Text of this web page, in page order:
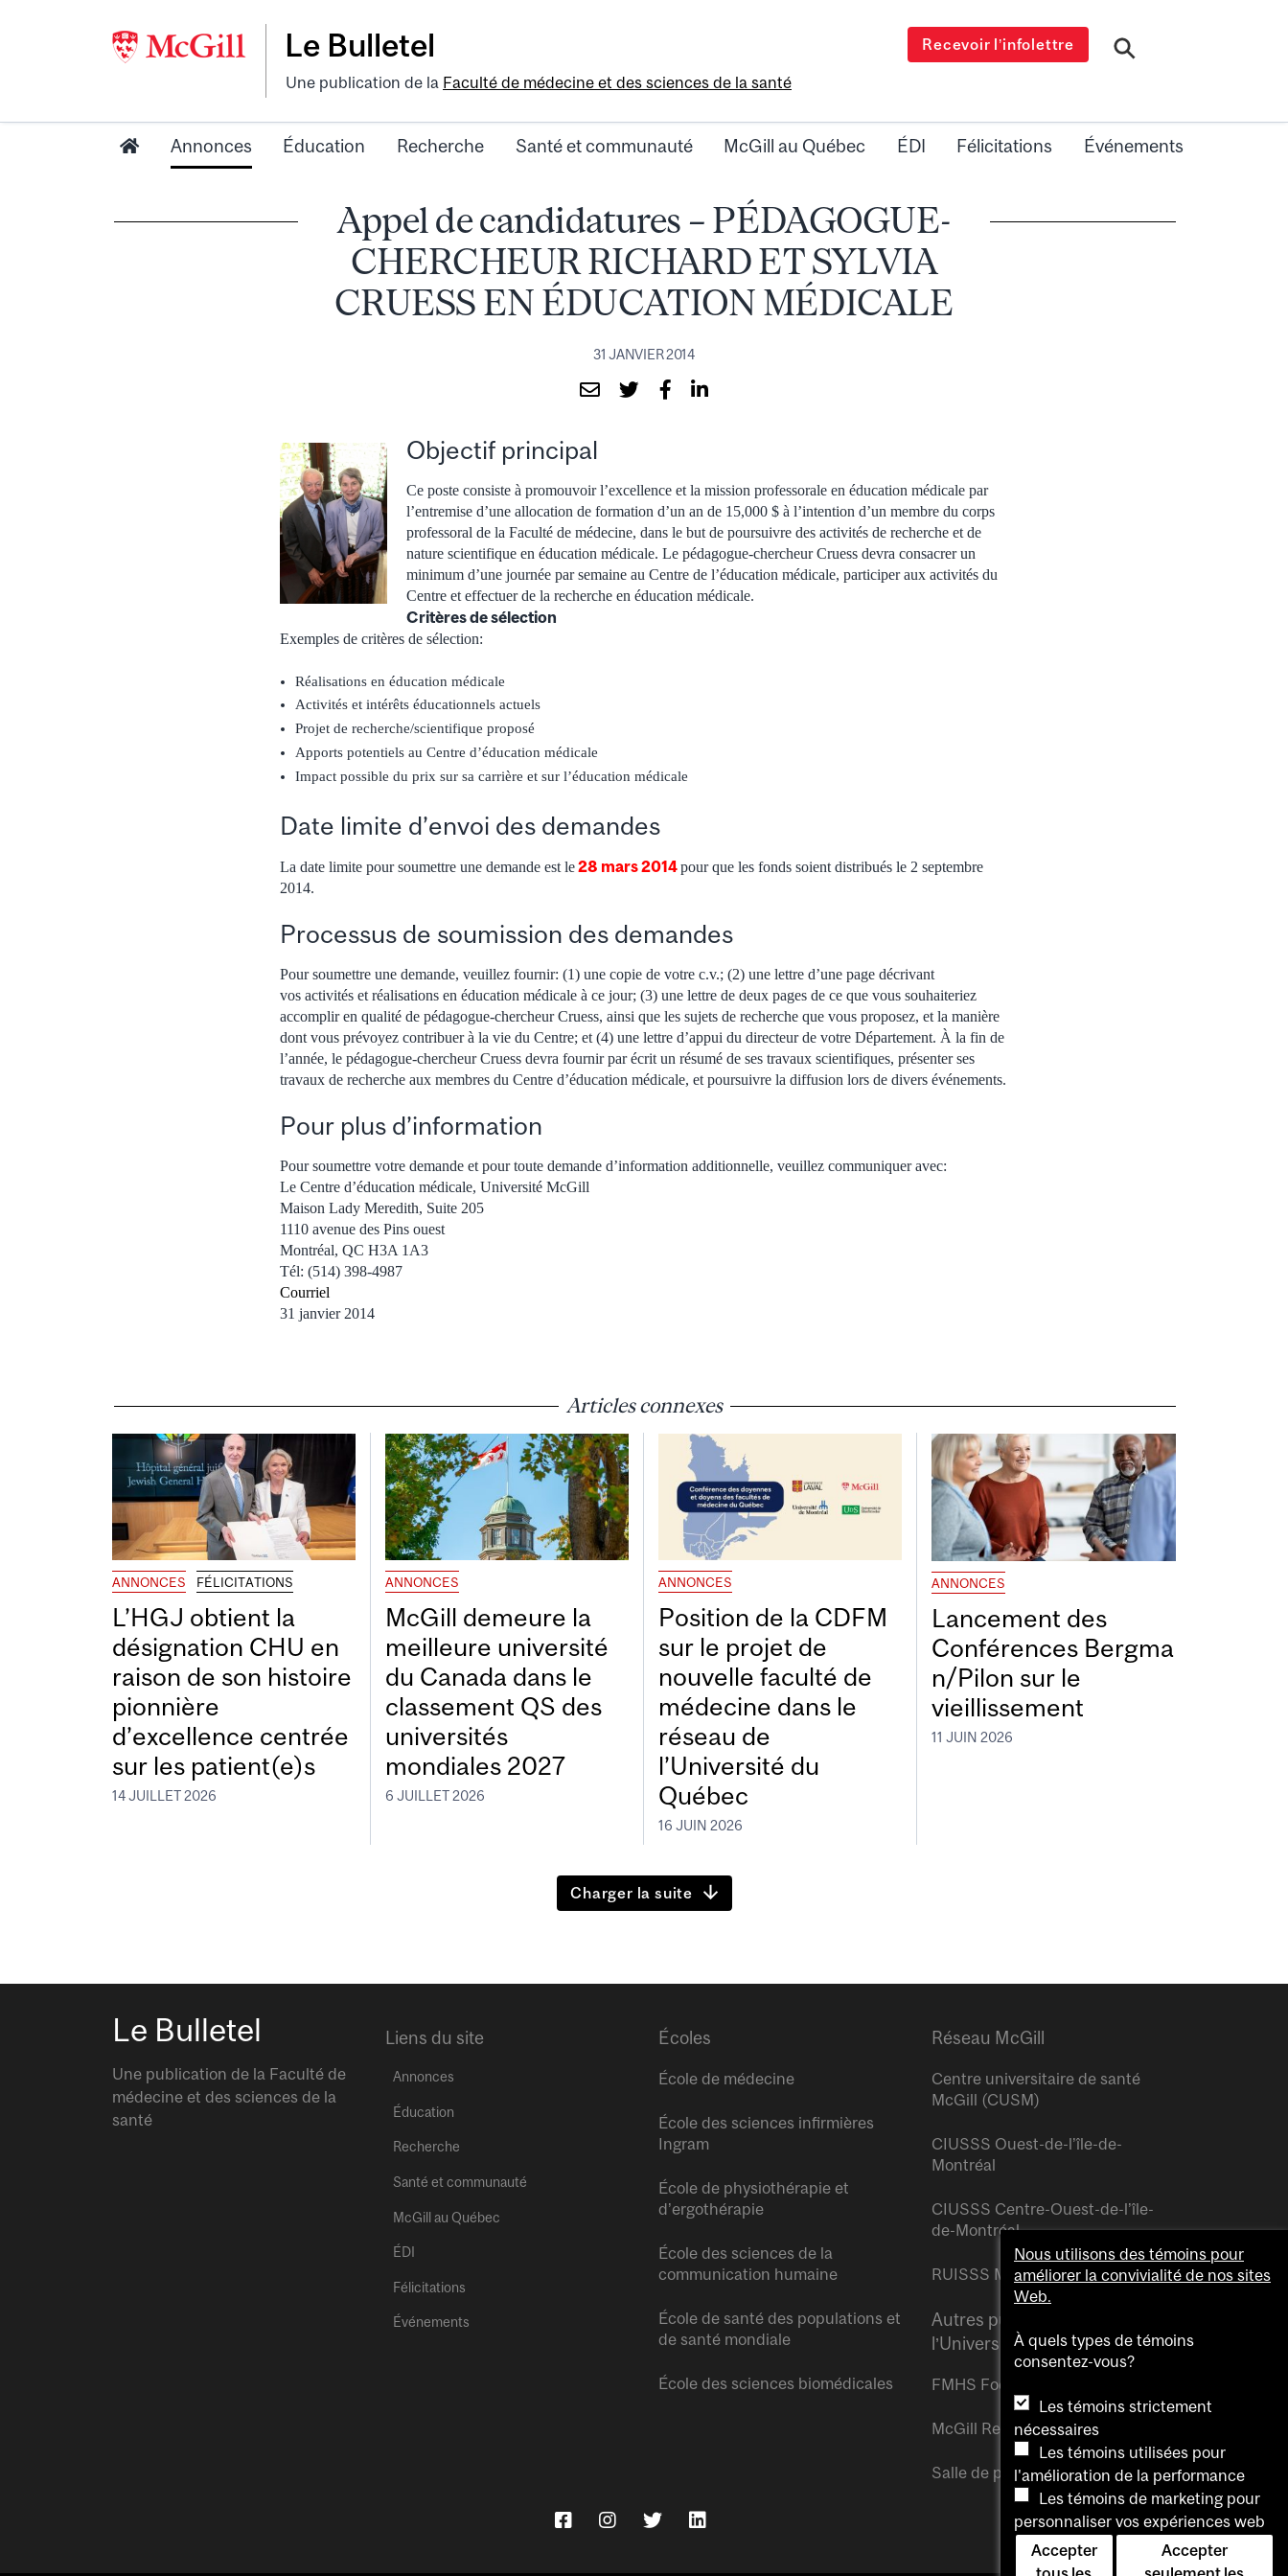
Le Bulletel
Une publication de la Faculté de médecine et des sciences de la santé
Recevoir l’infolettre
Annonces Éducation Recherche Santé et communauté McGill au Québec ÉDI Félicitations Événements
Appel de candidatures – PÉDAGOGUE-
CHERCHEUR RICHARD ET SYLVIA
CRUESS EN ÉDUCATION MÉDICALE
31 JANVIER 2014
Objectif principal
Ce poste consiste à promouvoir l’excellence et la mission professorale en éducation médicale par
l’entremise d’une allocation de formation d’un an de 15,000 $ à l’intention d’un membre du corps
professoral de la Faculté de médecine, dans le but de poursuivre des activités de recherche et de
nature scientifique en éducation médicale. Le pédagogue-chercheur Cruess devra consacrer un
minimum d’une journée par semaine au Centre de l’éducation médicale, participer aux activités du
Centre et effectuer de la recherche en éducation médicale.
Critères de sélection
Exemples de critères de sélection:
Réalisations en éducation médicale
Activités et intérêts éducationnels actuels
Projet de recherche/scientifique proposé
Apports potentiels au Centre d’éducation médicale
Impact possible du prix sur sa carrière et sur l’éducation médicale
Date limite d’envoi des demandes
La date limite pour soumettre une demande est le28 mars 2014pour que les fonds soient distribués le 2 septembre
2014.
Processus de soumission des demandes
Pour soumettre une demande, veuillez fournir: (1) une copie de votre c.v.; (2) une lettre d’une page décrivant
vos activités et réalisations en éducation médicale à ce jour; (3) une lettre de deux pages de ce que vous souhaiteriez
accomplir en qualité de pédagogue-chercheur Cruess, ainsi que les sujets de recherche que vous proposez, et la manière
dont vous prévoyez contribuer à la vie du Centre; et (4) une lettre d’appui du directeur de votre Département. À la fin de
l’année, le pédagogue-chercheur Cruess devra fournir par écrit un résumé de ses travaux scientifiques, présenter ses
travaux de recherche aux membres du Centre d’éducation médicale, et poursuivre la diffusion lors de divers événements.
Pour plus d’information
Pour soumettre votre demande et pour toute demande d’information additionnelle, veuillez communiquer avec:
Le Centre d’éducation médicale, Université McGill
Maison Lady Meredith, Suite 205
1110 avenue des Pins ouest
Montréal, QC H3A 1A3
Tél: (514) 398-4987
Courriel
31 janvier 2014
Articles connexes
ANNONCES FÉLICITATIONS
L’HGJ obtient la
désignation CHU en
raison de son histoire
pionnière
d’excellence centrée
sur les patient(e)s
14 JUILLET 2026
ANNONCES
McGill demeure la
meilleure université
du Canada dans le
classement QS des
universités
mondiales 2027
6 JUILLET 2026
ANNONCES
Position de la CDFM
sur le projet de
nouvelle faculté de
médecine dans le
réseau de
l’Université du
Québec
16 JUIN 2026
ANNONCES
Lancement des
Conférences Bergma
n/Pilon sur le
vieillissement
11 JUIN 2026
Charger la suite
Le Bulletel
Une publication de la Faculté de
médecine et des sciences de la
santé
Liens du site
Annonces
Éducation
Recherche
Santé et communauté
McGill au Québec
ÉDI
Félicitations
Événements
Écoles
École de médecine
École des sciences infirmières
Ingram
École de physiothérapie et
d’ergothérapie
École des sciences de la
communication humaine
École de santé des populations et
de santé mondiale
École des sciences biomédicales
Réseau McGill
Centre universitaire de santé
McGill (CUSM)
CIUSSS Ouest-de-l’île-de-
Montréal
CIUSSS Centre-Ouest-de-l’île-
de-Montréal
RUISSS McGill
Autres publications de
l’Université McGill
FMHS Focus
McGill Reporter
Salle de presse McGill
Nous utilisons des témoins pour
améliorer la convivialité de nos sites
Web.
À quels types de témoins
consentez-vous?
Les témoins strictement
nécessaires
Les témoins utilisées pour
l'amélioration de la performance
Les témoins de marketing pour
personnaliser vos expériences web
Accepter
Accepter